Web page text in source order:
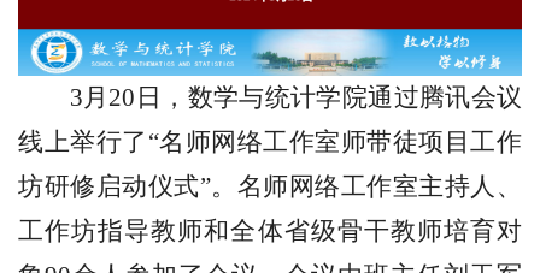
3月 20 日，数学与统计学院通过腾讯会议
线上举行了“名师网络工作室师带徒项目工作
坊研修启动仪式”。名师网络工作室主持人、
工作坊指导教师和全体省级骨干教师培育对